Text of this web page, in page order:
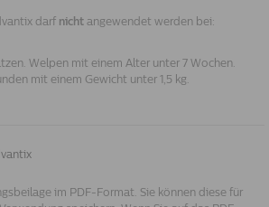
darf nicht angewendet werden bei:
Welpen mit einem Alter unter 7 Wochen.
mit einem Gewicht unter 1,5 kg.
im PDF-Format. Sie können diese für